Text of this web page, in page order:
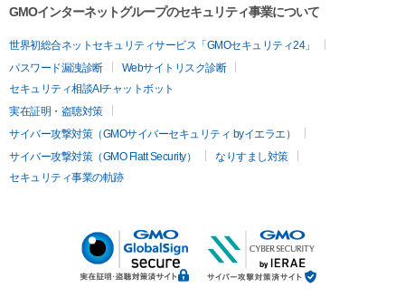
GMOインターネットグループのセキュリティ事業について
世界初総合ネットセキュリティサービス「GMOセキュリティ24」
パスワード漏洩診断
Webサイトリスク診断
セキュリティ相談AIチャットボット
実在証明・盗聴対策
サイバー攻撃対策（GMOサイバーセキュリティ byイエラエ）
サイバー攻撃対策（GMO Flatt Security）
なりすまし対策
セキュリティ事業の軌跡